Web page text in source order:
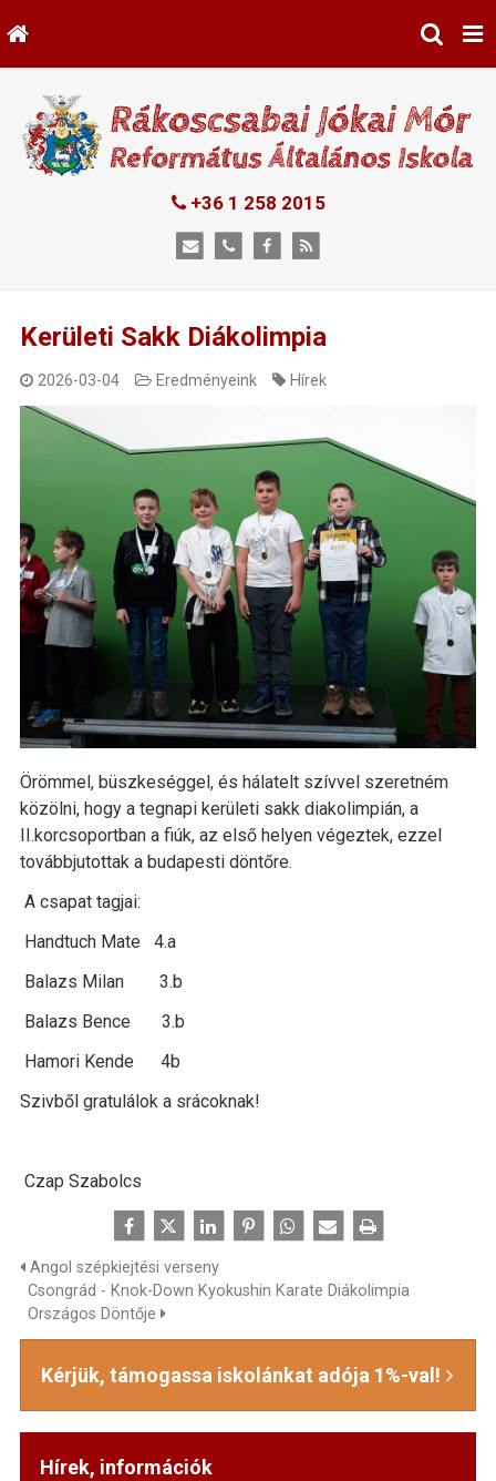
+36 1 258 2015
Kerületi Sakk Diákolimpia
2026-03-04 Eredményeink Hírek
Örömmel, büszkeséggel, és hálatelt szívvel szeretném
közölni, hogy a tegnapi kerületi sakk diakolimpián, a
II.korcsoportban a fiúk, az első helyen végeztek, ezzel
továbbjutottak a budapesti döntőre.
A csapat tagjai:
Handtuch Mate 4.a
Balazs Milan 3.b
Balazs Bence 3.b
Hamori Kende 4b
Szivből gratulálok a srácoknak!
Czap Szabolcs
Angol szépkiejtési verseny
Csongrád - Knok-Down Kyokushin Karate Diákolimpia
Országos Döntője
Kérjük, támogassa iskolánkat adója 1%-val!
Hírek, információk